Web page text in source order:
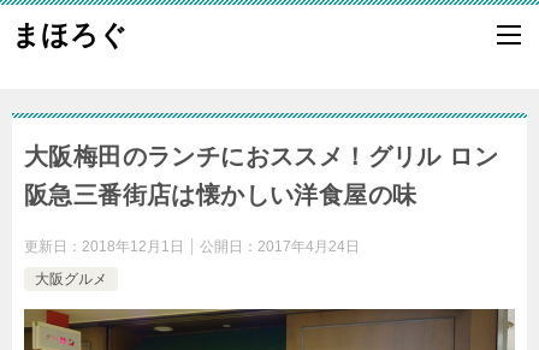
まほろぐ
大阪梅田のランチにおススメ！グリル ロン
阪急三番街店は懐かしい洋食屋の味
更新日： 2018年12月1日 公開日： 2017年4月24日
大阪グルメ